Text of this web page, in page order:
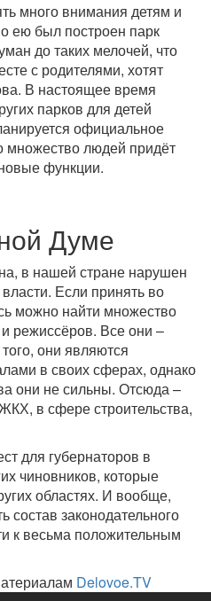
много внимания детям и
ею был построен парк
до таких мелочей, что
с родителями, хотят
В настоящее время
парков для детей
официальное
множество людей придёт
функции.
Думе
в нашей стране нарушен
Если принять во
можно найти множество
режиссёров. Все они –
они являются
в своих сферах, однако
они не сильны. Отсюда –
в сфере строительства,
для губернаторов в
чиновников, которые
областях. И вообще,
состав законодательного
к весьма положительным
Delovoe.TV